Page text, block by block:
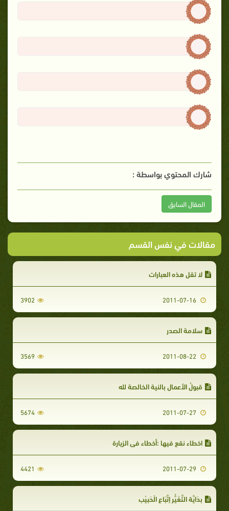
شارك المحتوي بواسطة :
المقال السابق
مقالات في نفس القسم
لا تقل هذه العبارات
3902
سلامة الصدر
3569
قبولُ الأعمال بالنية الخالصة لله
5674
اخطاء نقع فيها :أخطاء في الزيارة
4421
بِدَايَّة التَّغَيُّر إِتِّبَاع الْحَبِيْب